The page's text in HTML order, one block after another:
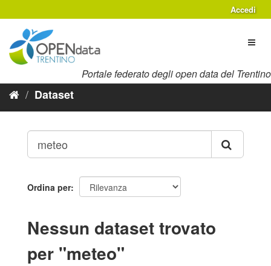
al
contenuto
Accedi
Portale federato degli open data del Trentino
Dataset
Ordina per
Nessun dataset trovato
per "meteo"